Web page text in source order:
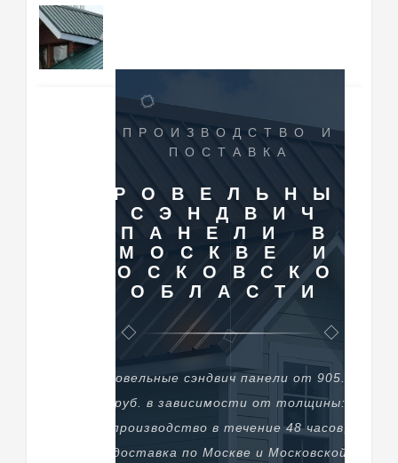
ПРОИЗВОДСТВО И
ПОСТАВКА
КРОВЕЛЬНЫЕ
СЭНДВИЧ
ПАНЕЛИ В
МОСКВЕ И
МОСКОВСКОЙ
ОБЛАСТИ
Кровельные сэндвич панели от 905.56
руб. в зависимости от толщины:
производство в течение 48 часов,
доставка по Москве и Московской